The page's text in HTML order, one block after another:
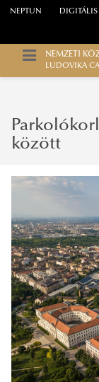
NEPTUN DIGITÁLIS
NEMZETI
LUDOVIKA
között